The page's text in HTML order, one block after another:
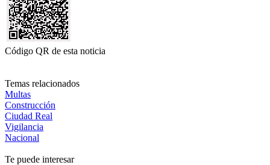
Código QR de esta noticia
Temas relacionados
Multas
Construcción
Ciudad Real
Vigilancia
Nacional
Te puede interesar